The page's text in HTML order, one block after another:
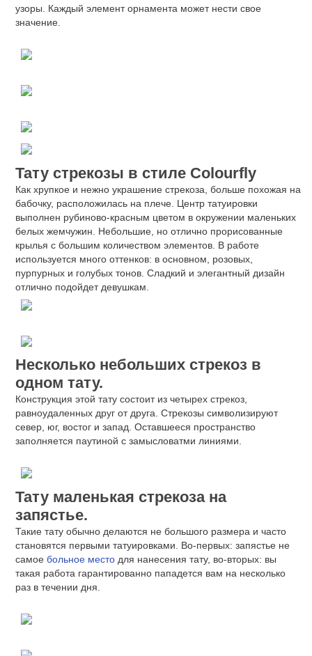
узоры. Каждый элемент орнамента может нести свое
значение.
Тату стрекозы в стиле Colourfly
Как хрупкое и нежно украшение стрекоза, больше похожая на
бабочку, расположилась на плече. Центр татуировки
выполнен рубиново-красным цветом в окружении маленьких
белых жемчужин. Небольшие, но отлично прорисованные
крылья с большим количеством элементов. В работе
используется много оттенков: в основном, розовых,
пурпурных и голубых тонов. Сладкий и элегантный дизайн
отлично подойдет девушкам.
Несколько небольших стрекоз в
одном тату.
Конструкция этой тату состоит из четырех стрекоз,
равноудаленных друг от друга. Стрекозы символизируют
север, юг, востог и запад. Оставшееся пространство
заполняется паутиной с замысловатми линиями.
Тату маленькая стрекоза на
запястье.
Такие тату обычно делаются не большого размера и часто
становятся первыми татуировками. Во-первых: запястье не
самое больное место для нанесения тату, во-вторых: вы
такая работа гарантированно пападется вам на несколько
раз в течении дня.